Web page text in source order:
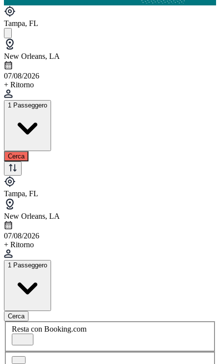
Tampa, FL
New Orleans, LA
07/08/2026
+ Ritorno
1 Passeggero
Cerca
Tampa, FL
New Orleans, LA
07/08/2026
+ Ritorno
1 Passeggero
Cerca
Resta con Booking.com